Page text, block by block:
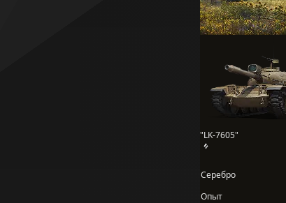
"LK-7605"
Серебро
Опыт